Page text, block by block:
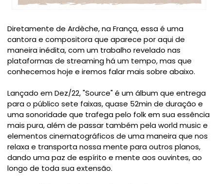
Diretamente de Ardèche, na França, essa é uma
cantora e compositora que aparece por aqui de
maneira inédita, com um trabalho revelado nas
plataformas de streaming há um tempo, mas que
conhecemos hoje e iremos falar mais sobre abaixo.
Lançado em Dez/22, "Source" é um álbum que entrega
para o público sete faixas, quase 52min de duração e
uma sonoridade que trafega pelo folk em sua essência
mais pura, além de passar também pela world music e
elementos cinematográficos de uma maneira que nos
relaxa e transporta nossa mente para outros planos,
dando uma paz de espírito e mente aos ouvintes, ao
longo de toda sua extensão.